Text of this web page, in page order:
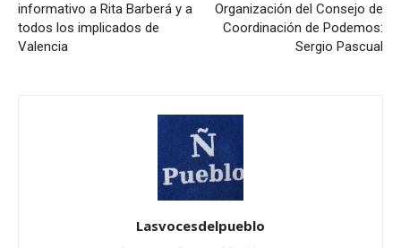
informativo a Rita Barberá y a
todos los implicados de
Valencia
Organización del Consejo de
Coordinación de Podemos:
Sergio Pascual
Lasvocesdelpueblo